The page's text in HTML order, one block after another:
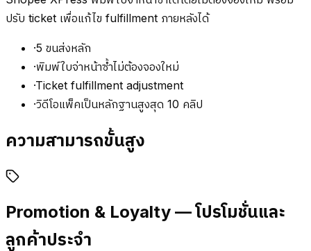
ปรับ ticket เพื่อแก้ไข fulfillment ภายหลังได้
·5 ขนส่งหลัก
·พิมพ์ใบจ่าหน้าซ้ำไม่ต้องจองใหม่
·Ticket fulfillment adjustment
·วิดีโอแพ็คเป็นหลักฐานสูงสุด 10 คลิป
ความสามารถขั้นสูง
Promotion & Loyalty — โปรโมชั่นและ
ลูกค้าประจำ